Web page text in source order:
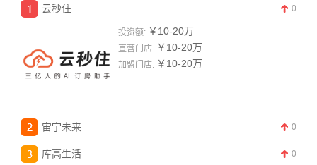
云秒住 0
投资额: ￥10-20万
直营门店: ￥10-20万
加盟门店: ￥10-20万
宙宇未来 0
库高生活 0